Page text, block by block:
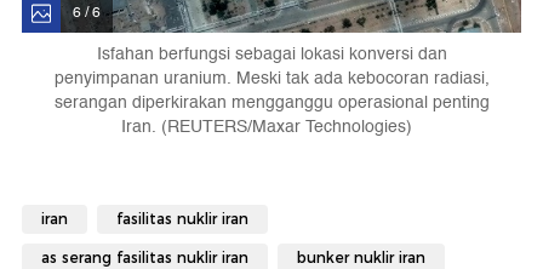
6 / 6
Isfahan berfungsi sebagai lokasi konversi dan
penyimpanan uranium. Meski tak ada kebocoran radiasi,
serangan diperkirakan mengganggu operasional penting
Iran. (REUTERS/Maxar Technologies)
iran fasilitas nuklir iran
as serang fasilitas nuklir iran bunker nuklir iran